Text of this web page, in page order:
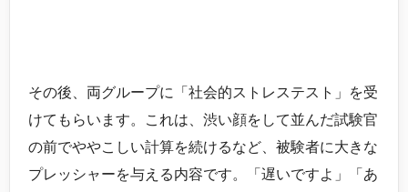
その後、両グループに「社会的ストレステスト」を受
けてもらいます。これは、渋い顔をして並んだ試験官
の前でややこしい計算を続けるなど、被験者に大きな
プレッシャーを与える内容です。「遅いですよ」「あ